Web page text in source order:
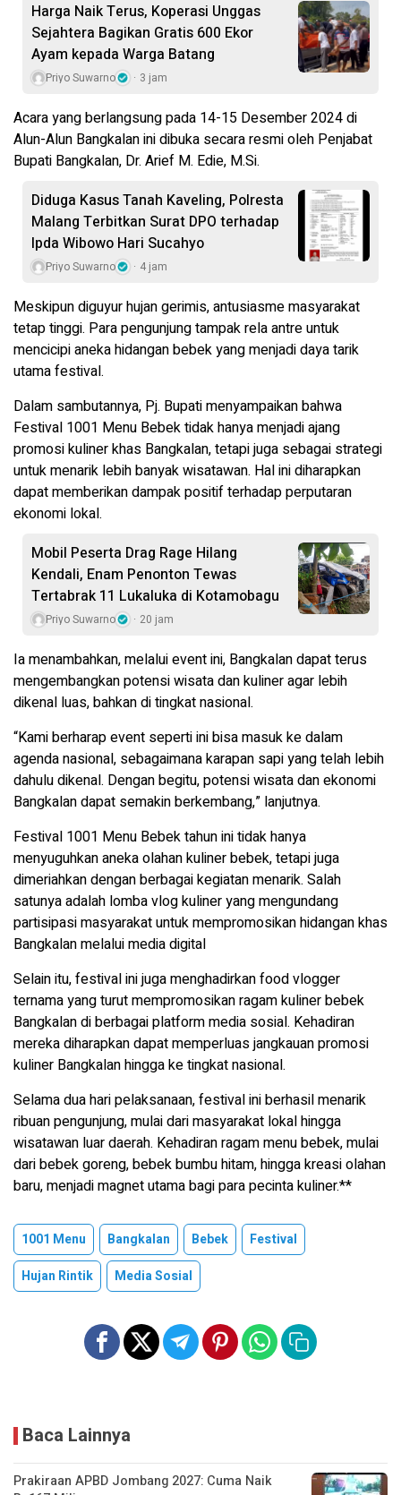
Harga Naik Terus, Koperasi Unggas
Sejahtera Bagikan Gratis 600 Ekor
Ayam kepada Warga Batang
Priyo Suwarno 3 jam
Acara yang berlangsung pada 14-15 Desember 2024 di
Alun-Alun Bangkalan ini dibuka secara resmi oleh Penjabat
Bupati Bangkalan, Dr. Arief M. Edie, M.Si.
Diduga Kasus Tanah Kaveling, Polresta
Malang Terbitkan Surat DPO terhadap
Ipda Wibowo Hari Sucahyo
Priyo Suwarno 4 jam
Meskipun diguyur hujan gerimis, antusiasme masyarakat
tetap tinggi. Para pengunjung tampak rela antre untuk
mencicipi aneka hidangan bebek yang menjadi daya tarik
utama festival.
Dalam sambutannya, Pj. Bupati menyampaikan bahwa
Festival 1001 Menu Bebek tidak hanya menjadi ajang
promosi kuliner khas Bangkalan, tetapi juga sebagai strategi
untuk menarik lebih banyak wisatawan. Hal ini diharapkan
dapat memberikan dampak positif terhadap perputaran
ekonomi lokal.
Mobil Peserta Drag Rage Hilang
Kendali, Enam Penonton Tewas
Tertabrak 11 Lukaluka di Kotamobagu
Priyo Suwarno 20 jam
Ia menambahkan, melalui event ini, Bangkalan dapat terus
mengembangkan potensi wisata dan kuliner agar lebih
dikenal luas, bahkan di tingkat nasional.
“Kami berharap event seperti ini bisa masuk ke dalam
agenda nasional, sebagaimana karapan sapi yang telah lebih
dahulu dikenal. Dengan begitu, potensi wisata dan ekonomi
Bangkalan dapat semakin berkembang,” lanjutnya.
Festival 1001 Menu Bebek tahun ini tidak hanya
menyuguhkan aneka olahan kuliner bebek, tetapi juga
dimeriahkan dengan berbagai kegiatan menarik. Salah
satunya adalah lomba vlog kuliner yang mengundang
partisipasi masyarakat untuk mempromosikan hidangan khas
Bangkalan melalui media digital
Selain itu, festival ini juga menghadirkan food vlogger
ternama yang turut mempromosikan ragam kuliner bebek
Bangkalan di berbagai platform media sosial. Kehadiran
mereka diharapkan dapat memperluas jangkauan promosi
kuliner Bangkalan hingga ke tingkat nasional.
Selama dua hari pelaksanaan, festival ini berhasil menarik
ribuan pengunjung, mulai dari masyarakat lokal hingga
wisatawan luar daerah. Kehadiran ragam menu bebek, mulai
dari bebek goreng, bebek bumbu hitam, hingga kreasi olahan
baru, menjadi magnet utama bagi para pecinta kuliner.**
1001 Menu Bangkalan Bebek
Festival
Hujan Rintik
Media Sosial
Baca Lainnya
Prakiraan APBD Jombang 2027: Cuma Naik